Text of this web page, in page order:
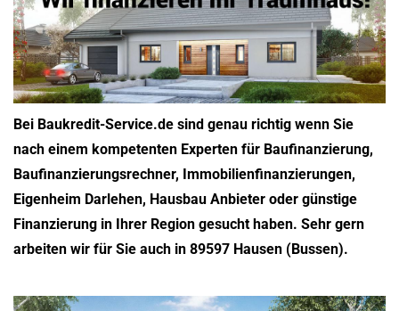
Bei Baukredit-Service.de sind genau richtig wenn Sie
nach einem kompetenten Experten für Baufinanzierung,
Baufinanzierungsrechner, Immobilienfinanzierungen,
Eigenheim Darlehen, Hausbau Anbieter oder günstige
Finanzierung in Ihrer Region gesucht haben. Sehr gern
arbeiten wir für Sie auch in 89597 Hausen (Bussen).